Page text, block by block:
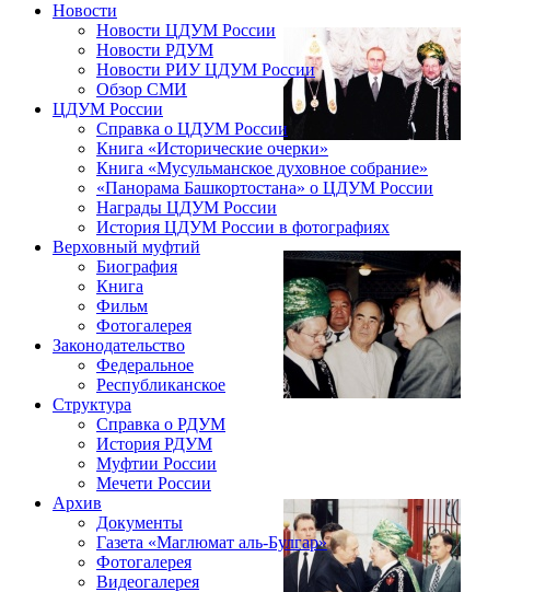
Новости
Новости ЦДУМ России
Новости РДУМ
Новости РИУ ЦДУМ России
Обзор СМИ
ЦДУМ России
Справка о ЦДУМ России
Книга «Исторические очерки»
Книга «Мусульманское духовное собрание»
«Панорама Башкортостана» о ЦДУМ России
Награды ЦДУМ России
История ЦДУМ России в фотографиях
Верховный муфтий
Биография
Книга
Фильм
Фотогалерея
Законодательство
Федеральное
Республиканское
Структура
Справка о РДУМ
История РДУМ
Муфтии России
Мечети России
Архив
Документы
Газета «Маглюмат аль-Булгар»
Фотогалерея
Видеогалерея